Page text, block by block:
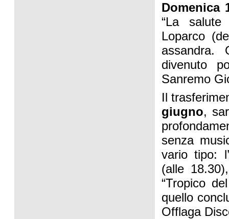
Domenica
“La salute
Loparco
assandra.
divenuto
Sanremo
Il
giugno,
senza
vario tipo:
(alle
“Tropico
quello
Offlaga